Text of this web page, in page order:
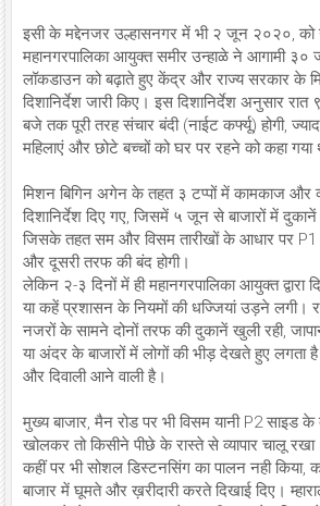
इसी के मद्देनजर उल्हासनगर में भी २ जून २०२०, को
महानगरपालिका आयुक्त समीर उन्हाळे ने आगामी
लॉकडाउन को बढ़ाते हुए केंद्र और राज्य सरकार के
दिशानिर्देश जारी किए। इस दिशानिर्देश अनुसार
बजे तक पूरी तरह संचार बंदी (नाईट कर्फ्यू) होगी,
महिलाएं और छोटे बच्चों को घर पर रहने को कहा गया
मिशन बिगिन अगेन के तहत ३ टप्पों में कामकाज और
दिशानिर्देश दिए गए, जिसमें ५ जून से बाजारों में
जिसके तहत सम और विसम तारीखों के आधार पर
और दूसरी तरफ की बंद होगी।
लेकिन २-३ दिनों में ही महानगरपालिका आयुक्त द्वारा
या कहें प्रशासन के नियमों की धज्जियां उड़ने लगी।
नजरों के सामने दोनों तरफ की दुकानें खुली रही,
या अंदर के बाजारों में लोगों की भीड़ देखते हुए लगता है
और दिवाली आने वाली है।
मुख्य बाजार, मैन रोड पर भी विसम यानी P2 साइड
खोलकर तो किसीने पीछे के रास्ते से व्यापार चालू
कहीं पर भी सोशल डिस्टनसिंग का पालन नही किया,
बाजार में घूमते और ख़रीदारी करते दिखाई दिए।